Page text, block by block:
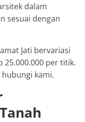
dalam
sesuai dengan
Jati bervariasi
25.000.000 per titik.
kami.